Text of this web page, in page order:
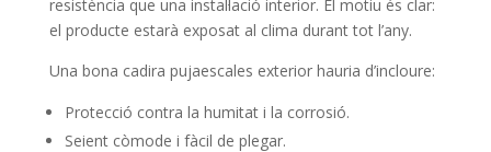
resistència que una instal·lació interior. El motiu és clar:
el producte estarà exposat al clima durant tot l’any.
Una bona cadira pujaescales exterior hauria d’incloure:
Protecció contra la humitat i la corrosió.
Seient còmode i fàcil de plegar.